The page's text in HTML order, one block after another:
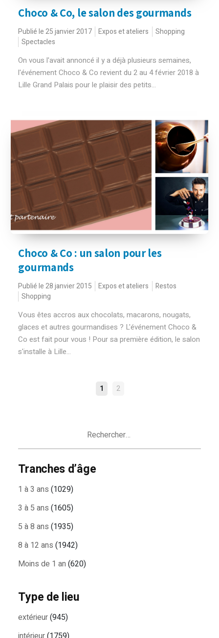
Choco & Co, le salon des gourmands
Publié le 25 janvier 2017 Expos et ateliers
Shopping
Spectacles
On vous l'avait annoncé il y a déjà plusieurs semaines,
l'événement Choco & Co revient du 2 au 4 février 2018 à
Lille Grand Palais pour le plaisir des petits...
Choco & Co : un salon pour les
gourmands
Publié le 28 janvier 2015 Expos et ateliers
Restos
Shopping
Vous êtes accros aux chocolats, macarons, nougats,
glaces et autres gourmandises ? L'événement Choco &
Co est fait pour vous ! Pour sa première édition, le salon
s'installe à Lille...
1 2
Tranches d’âge
1 à 3 ans (1029)
3 à 5 ans (1605)
5 à 8 ans (1935)
8 à 12 ans (1942)
Moins de 1 an (620)
Type de lieu
extérieur(945)